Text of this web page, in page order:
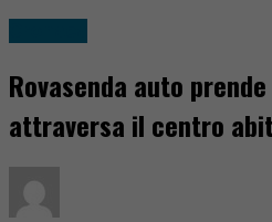
Rovasenda auto
attraversa il centro